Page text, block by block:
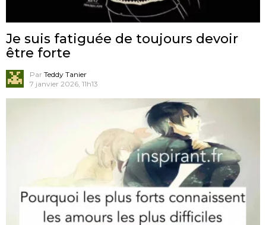
Je suis fatiguée de toujours devoir
être forte
Par Teddy Tanier
7 janvier 2026, 11h13